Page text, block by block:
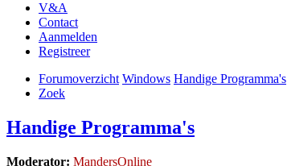
V&A
Contact
Aanmelden
Registreer
Forumoverzicht Windows Handige Programma's
Zoek
Handige Programma's
Moderator: MandersOnline